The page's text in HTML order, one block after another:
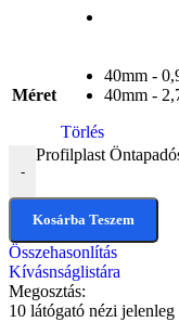
Méret
40mm -
40mm -
Törlés
-
Profilplast
Kosárba Teszem
Összehasonlítás
Kívásnságlistára
Megosztás:
10 látógató nézi jelenleg